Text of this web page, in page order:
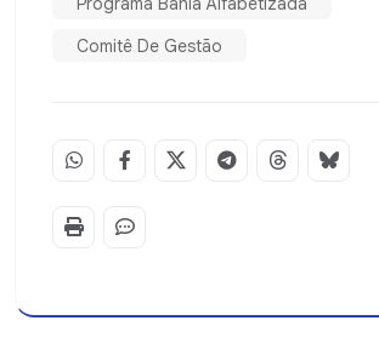
Comitê De Gestão